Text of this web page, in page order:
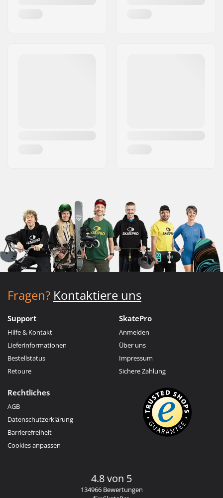
Fragen? Kontaktiere uns
Support
Hilfe & Kontakt
Lieferinformationen
Bestellstatus
Retoure
SkatePro
Anmelden
Über uns
Impressum
Sichere Zahlung
Rechtliches
AGB
Datenschutzerklärung
Barrierefreiheit
Cookies anpassen
4.8 von 5
134966 Bewertungen